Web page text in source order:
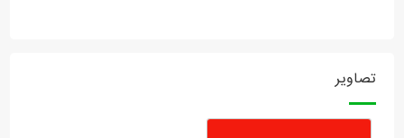
تصاویر